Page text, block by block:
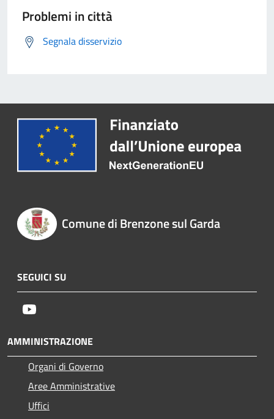
Problemi in città
Segnala disservizio
Comune di Brenzone sul Garda
SEGUICI SU
AMMINISTRAZIONE
Organi di Governo
Aree Amministrative
Uffici